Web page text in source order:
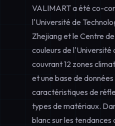
VALIMART a été co-
l'Université de
Zhejiang et le Centre
couleurs de l'Université
couvrant 12 zones
et une base de données
caractéristiques de
types de matériaux.
blanc sur les tendances